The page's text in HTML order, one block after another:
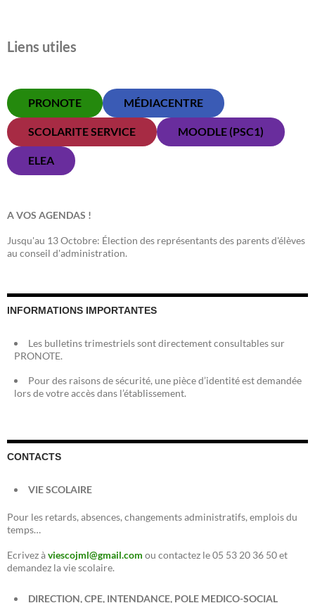
Liens utiles
PRONOTE MÉDIACENTRE
SCOLARITE SERVICE MOODLE (PSC1)
ELEA
A VOS AGENDAS !
Jusqu'au 13 Octobre: Élection des représentants des parents d'élèves
au conseil d'administration.
INFORMATIONS IMPORTANTES
Les bulletins trimestriels sont directement consultables sur
PRONOTE.
Pour des raisons de sécurité, une pièce d’identité est demandée
lors de votre accès dans l’établissement.
CONTACTS
VIE SCOLAIRE
Pour les retards, absences, changements administratifs, emplois du
temps…
Ecrivez àviescojml@gmail.com ou contactez le 05 53 20 36 50 et
demandez la vie scolaire.
DIRECTION, CPE, INTENDANCE, POLE MEDICO-SOCIAL